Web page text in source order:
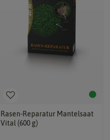
Rasen-Reparatur Mantelsaat
Vital (600 g)